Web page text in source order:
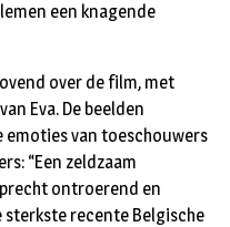
een knagende
over de film, met
Eva. De beelden
van toeschouwers
“Een zeldzaam
ontroerend en
sterkste recente Belgische